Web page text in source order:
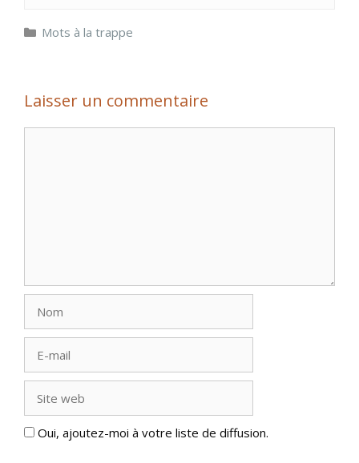
Catégories
Mots à la trappe
Laisser un commentaire
mail
web
Oui, ajoutez-moi à votre liste de diffusion.